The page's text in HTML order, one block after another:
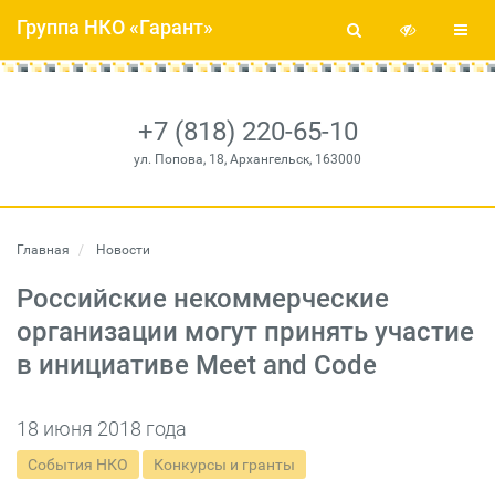
+7 (818) 220-65-10
ул. Попова, 18, Архангельск, 163000
Группа НКО «Гарант»
Главная Новости
Российские некоммерческие
организации могут принять участие
в инициативе Meet and Code
18 июня 2018 года
События НКО Конкурсы и гранты